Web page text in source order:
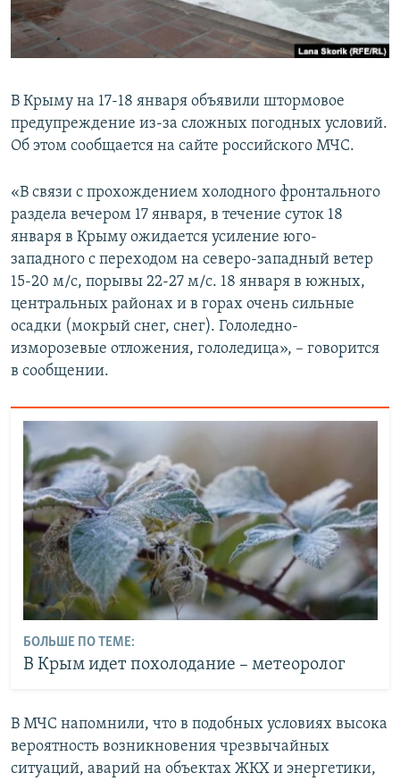
ПОБЕДИТЕЛЕЙ НЕ СУДЯТ?
КРЫМ.НЕПОКОРЕННЫЙ
УКРАИНСКАЯ ПРОБЛЕМА КРЫМА
ПРИСОЕДИНЯЙТЕСЬ!
Все сайты RFE/RL
В Крыму на 17-18 января объявили штормовое
предупреждение из-за сложных погодных условий.
Об этом сообщается на сайте российского МЧС.
«В связи с прохождением холодного фронтального
раздела вечером 17 января, в течение суток 18
января в Крыму ожидается усиление юго-
западного с переходом на северо-западный ветер
15-20 м/с, порывы 22-27 м/с. 18 января в южных,
центральных районах и в горах очень сильные
осадки (мокрый снег, снег). Гололедно-
изморозевые отложения, гололедица», – говорится
в сообщении.
БОЛЬШЕ ПО ТЕМЕ:
В Крым идет похолодание – метеоролог
В МЧС напомнили, что в подобных условиях высока
вероятность возникновения чрезвычайных
ситуаций, аварий на объектах ЖКХ и энергетики,